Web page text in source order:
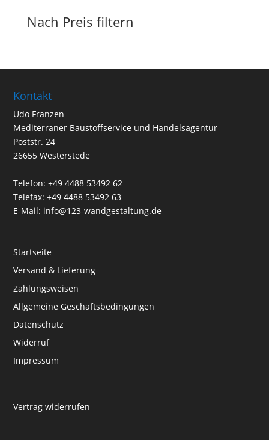
Nach Preis filtern
Kontakt
Udo Franzen
Mediterraner Baustoffservice und Handelsagentur
Poststr. 24
26655 Westerstede
Telefon: +49 4488 53492 62
Telefax: +49 4488 53492 63
E-Mail: info@123-wandgestaltung.de
Startseite
Versand & Lieferung
Zahlungsweisen
Allgemeine Geschäftsbedingungen
Datenschutz
Widerruf
Impressum
Vertrag widerrufen